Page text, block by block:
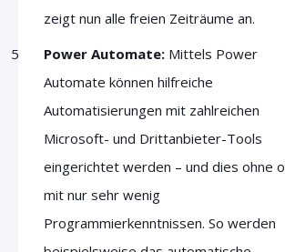
zeigt nun alle freien Zeiträume an.
Power Automate: Mittels Power
Automate können hilfreiche
Automatisierungen mit zahlreichen
Microsoft- und Drittanbieter-Tools
eingerichtet werden – und dies ohne
mit nur sehr wenig
Programmierkenntnissen. So werden